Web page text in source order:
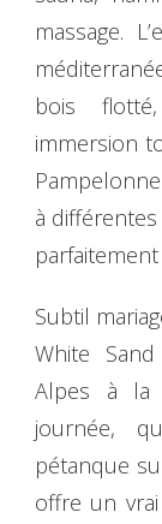
massage.
bois
immersion
à
parfaitement
Subtil
White
Alpes à la
journée,
pétanque
offre un